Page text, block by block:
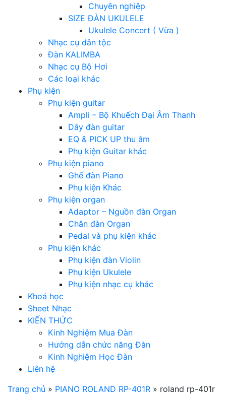
Chuyên nghiệp
SIZE ĐÀN UKULELE
Ukulele Concert ( Vừa )
Nhạc cụ dân tộc
Đàn KALIMBA
Nhạc cụ Bộ Hơi
Các loại khác
Phụ kiện
Phụ kiện guitar
Ampli – Bộ Khuếch Đại Âm Thanh
Dây đàn guitar
EQ & PICK UP thu âm
Phụ kiện Guitar khác
Phụ kiện piano
Ghế đàn Piano
Phụ kiện Khác
Phụ kiện organ
Adaptor – Nguồn đàn Organ
Chân đàn Organ
Pedal và phụ kiện khác
Phụ kiện khác
Phụ kiện đàn Violin
Phụ kiện Ukulele
Phụ kiện nhạc cụ khác
Khoá học
Sheet Nhạc
KIẾN THỨC
Kinh Nghiệm Mua Đàn
Hướng dẫn chức năng Đàn
Kinh Nghiệm Học Đàn
Liên hệ
Trang chủ » PIANO ROLAND RP-401R » roland rp-401r